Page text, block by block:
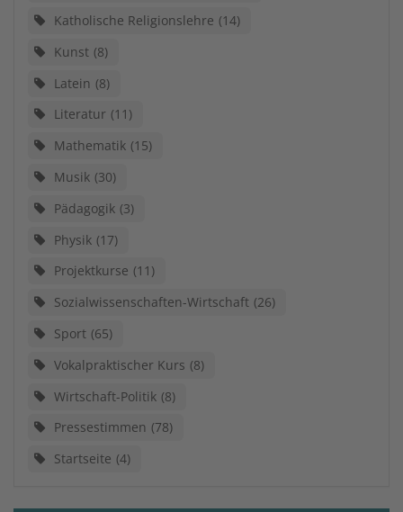
Katholische Religionslehre 14
Kunst 8
Latein 8
Literatur 11
Mathematik 15
Musik 30
Pädagogik 3
Physik 17
Projektkurse 11
Sozialwissenschaften-Wirtschaft 26
Sport 65
Vokalpraktischer Kurs 8
Wirtschaft-Politik 8
Pressestimmen 78
Startseite 4